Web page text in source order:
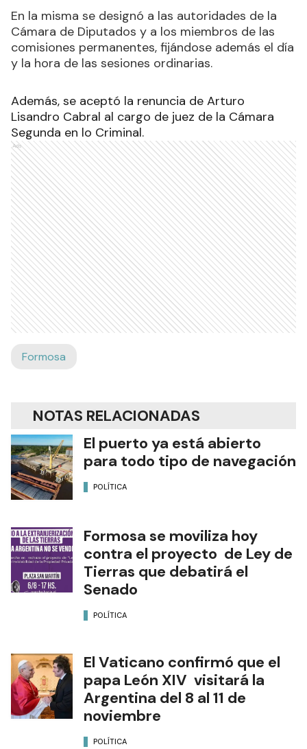
En la misma se designó a las autoridades de la
Cámara de Diputados y a los miembros de las
comisiones permanentes, fijándose además el día
y la hora de las sesiones ordinarias.
Además, se aceptó la renuncia de Arturo
Lisandro Cabral al cargo de juez de la Cámara
Segunda en lo Criminal.
Ads
Formosa
NOTAS RELACIONADAS
El puerto ya está abierto
para todo tipo de navegación
POLÍTICA
Formosa se moviliza hoy
contra el proyecto de Ley de
Tierras que debatirá el
Senado
POLÍTICA
El Vaticano confirmó que el
papa León XIV visitará la
Argentina del 8 al 11 de
noviembre
POLÍTICA